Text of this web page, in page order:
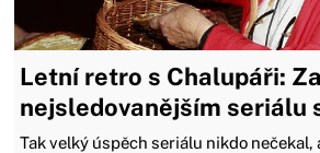
Letní retro s Chalupáři:
nejsledovanějším seriálu
Tak velký úspěch seriálu nikdo